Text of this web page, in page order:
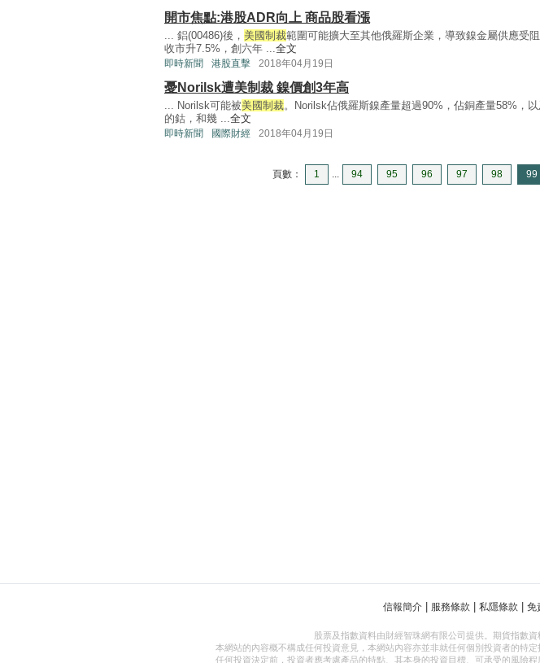
開市焦點:港股ADR向上 商品股看漲
... 鋁(00486)後， 美國制裁範圍可能擴大至其他俄羅斯企業，導致鎳金屬供應受
收市升7.5%，創六年 ...全文
即時新聞 港股直擊 2018年04月19日
憂Norilsk遭美制裁 鎳價創3年高
... Norilsk可能被美國制裁。Norilsk佔俄羅斯鎳產量超過90%，佔銅產量58%，
的鈷，和幾 ...全文
即時新聞 國際財經 2018年04月19日
頁數： 1 ... 94 95 96 97 98 99
信報簡介 服務條款 私隱條款 免
股票及指數資料由財經智珠網有限公司提供。期貨指數
本網站的內容概不構成任何投資意見，本網站內容亦並非就任何個別投資者的特
任何投資決定前，投資者應考慮產品的特點、其本身的投資目標、可承受的風險